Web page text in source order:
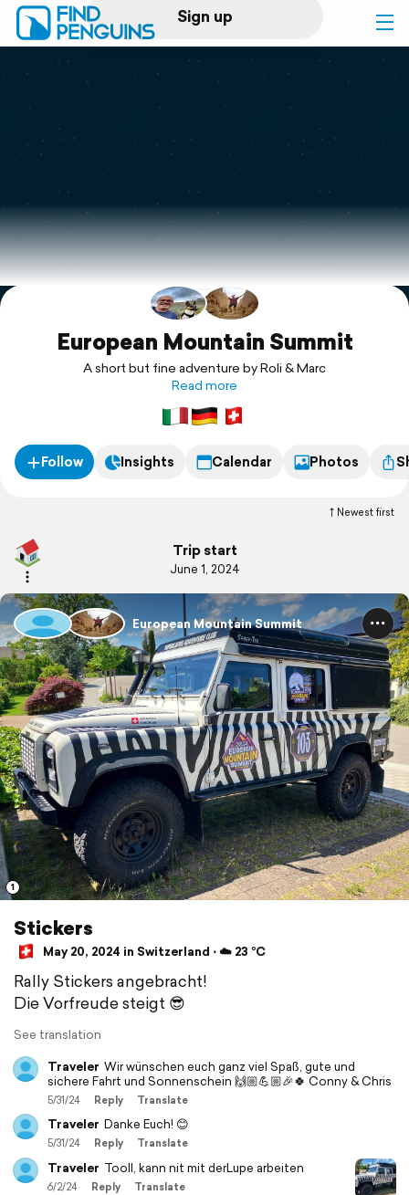
Sign up
Log in
Print a book
Flyover video
Explore
Support
European Mountain Summit
A short but fine adventure by Roli & Marc
Read more
Follow Insights Calendar Photos
Newest first
Trip start
June 1, 2024
European Mountain Summit
1
Stickers
May 20, 2024 in Switzerland ⋅ ☁️ 23 °C
Rally Stickers angebracht!
Die Vorfreude steigt 😎
See translation
Traveler Wir wünschen euch ganz viel Spaß, gute und
sichere Fahrt und Sonnenschein 🙌🏼💪🏼🎉🍀 Conny & Chris
5/31/24 Reply Translate
Traveler Danke Euch! 😊
5/31/24 Reply Translate
Traveler Tooll, kann nit mit derLupe arbeiten
6/2/24 Reply Translate